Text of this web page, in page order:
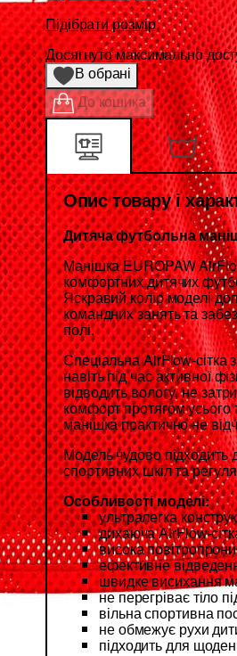
Підібрати розмір
Досягнуто максимально
В обрані
До кошика
Опис товару і
Дитяча футбольна
Манішка EUROPAW
комфортних дитячих
Яскравий колір моделі
командних занять та
полі.
Спеціальна AirFlow-сітка
навіть під час активної
відводить вологу, не
комфорт протягом усього
манішка практично не
Модель чудово підходить
спортивних шкіл та
Особливості моделі:
ультралегка
дихаюча AirFlow-
висока
ефективне
швидке висихання
не перегріває тіло
вільна спортивна
не обмежує рухи
підходить для